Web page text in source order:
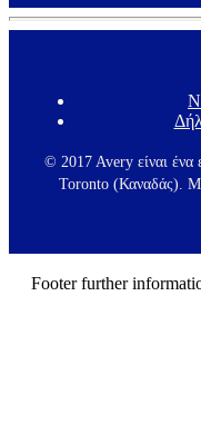
© 2017 Avery είναι ένα
Toronto (Καναδάς). Με
Footer further